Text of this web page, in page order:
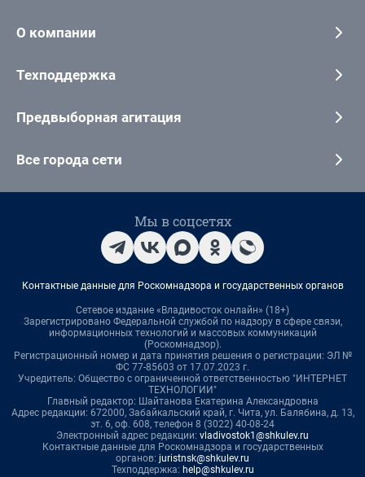
О компании
Техподдержка
Предвыборная агитация
Все города сети
Мы в соцсетях
Контактные данные для Роскомнадзора и государственных органов
Сетевое издание «Владивосток онлайн» (18+)
Зарегистрировано Федеральной службой по надзору в сфере связи,
информационных технологий и массовых коммуникаций
(Роскомнадзор).
Регистрационный номер и дата принятия решения о регистрации: ЭЛ №
ФС 77-85603 от 17.07.2023 г.
Учредитель: Общество с ограниченной ответственностью "ИНТЕРНЕТ
ТЕХНОЛОГИИ"
Главный редактор: Шайтанова Екатерина Александровна
Адрес редакции: 672000, Забайкальский край, г. Чита, ул. Балябина, д. 13,
эт. 6, оф. 608, телефон 8 (3022) 40-08-24
Электронный адрес редакции: vladivostok1@shkulev.ru
Контактные данные для Роскомнадзора и государственных
органов: juristnsk@shkulev.ru
Техподдержка: help@shkulev.ru